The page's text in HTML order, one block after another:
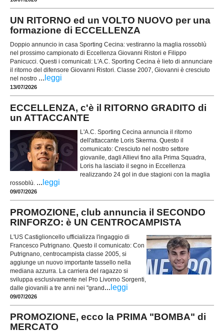
UN RITORNO ed un VOLTO NUOVO per una
formazione di ECCELLENZA
Doppio annuncio in casa Sporting Cecina: vestiranno la maglia rossoblù
nel prossimo campionato di Eccellenza Giovanni Ristori e Filippo
Panicucci. Questi i comunicati: L'A.C. Sporting Cecina è lieto di annunciare
il ritorno del difensore Giovanni Ristori. Classe 2007, Giovanni è cresciuto
nel nostro ... leggi
13/07/2026
ECCELLENZA, c'è il RITORNO GRADITO di
un ATTACCANTE
L'A.C. Sporting Cecina annuncia il ritorno
dell'attaccante Loris Skerma. Questo il
comunicato: Cresciuto nel nostro settore
giovanile, dagli Allievi fino alla Prima Squadra,
Loris ha lasciato il segno in Eccellenza
realizzando 24 gol in due stagioni con la maglia
rossoblù. ... leggi
09/07/2026
PROMOZIONE, club annuncia il SECONDO
RINFORZO: è UN CENTROCAMPISTA
L'US Castiglioncello ufficializza l'ingaggio di
Francesco Putrignano. Questo il comunicato: Con
Putrignano, centrocampista classe 2005, si
aggiunge un nuovo importante tassello nella
mediana azzurra. La carriera del ragazzo si
sviluppa esclusivamente nel Pro Livorno Sorgenti,
dalle giovanili a tre anni nei "grand... leggi
09/07/2026
PROMOZIONE, ecco la PRIMA "BOMBA" di
MERCATO